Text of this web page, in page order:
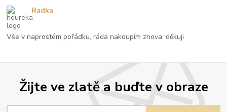
Žijte ve zlatě a buďte v obraze
Vše v naprostém pořádku, ráda nakoupím znova. děkuji
Radka